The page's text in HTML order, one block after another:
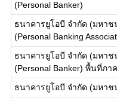
(Personal Banker)
ธนาคารยูโอบี จำกัด (มหาช
(Personal Banking
ธนาคารยูโอบี จำกัด (มหาช
(Personal Banker) พื้นที่ภา
ธนาคารยูโอบี จำกัด (มหาช